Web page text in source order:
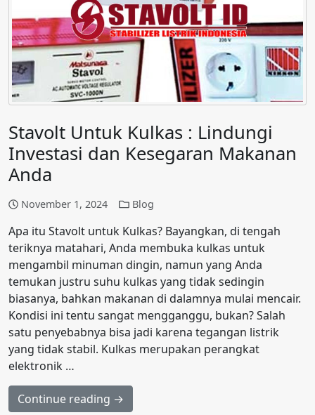
Stavolt Untuk Kulkas : Lindungi
Investasi dan Kesegaran Makanan
Anda
November 1, 2024 Blog
Apa itu Stavolt untuk Kulkas? Bayangkan, di tengah
teriknya matahari, Anda membuka kulkas untuk
mengambil minuman dingin, namun yang Anda
temukan justru suhu kulkas yang tidak sedingin
biasanya, bahkan makanan di dalamnya mulai mencair.
Kondisi ini tentu sangat mengganggu, bukan? Salah
satu penyebabnya bisa jadi karena tegangan listrik
yang tidak stabil. Kulkas merupakan perangkat
elektronik …
Continue reading →